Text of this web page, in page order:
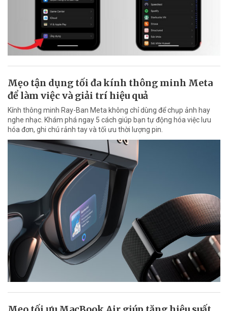
Mẹo tận dụng tối đa kính thông minh Meta
để làm việc và giải trí hiệu quả
Kính thông minh Ray-Ban Meta không chỉ dùng để chụp ảnh hay
nghe nhạc. Khám phá ngay 5 cách giúp bạn tự động hóa việc lưu
hóa đơn, ghi chú rảnh tay và tối ưu thời lượng pin.